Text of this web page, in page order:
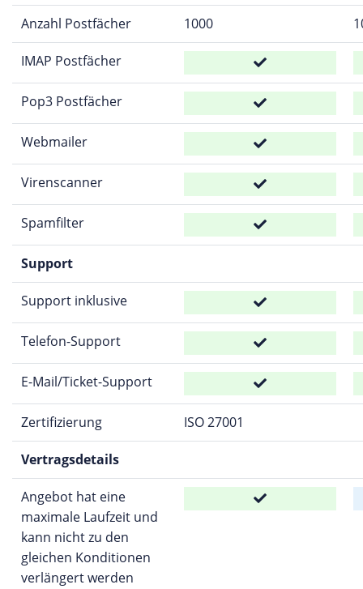
Anzahl Postfächer 1000
IMAP Postfächer
Pop3 Postfächer
Webmailer
Virenscanner
Spamfilter
Support
Support inklusive
Telefon-Support
E-Mail/Ticket-Support
Zertifizierung ISO 27001
Vertragsdetails
Angebot hat eine
maximale Laufzeit und
kann nicht zu den
gleichen Konditionen
verlängert werden